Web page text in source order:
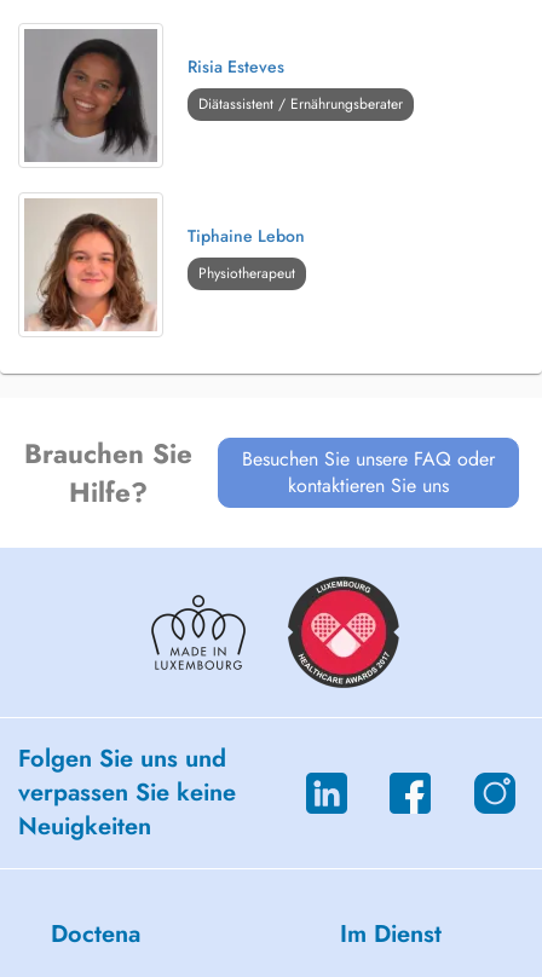
Risia Esteves
Diätassistent / Ernährungsberater
Tiphaine Lebon
Physiotherapeut
Brauchen Sie
Hilfe?
Besuchen Sie unsere FAQ oder
kontaktieren Sie uns
Folgen Sie uns und
verpassen Sie keine
Neuigkeiten
Doctena Im Dienst